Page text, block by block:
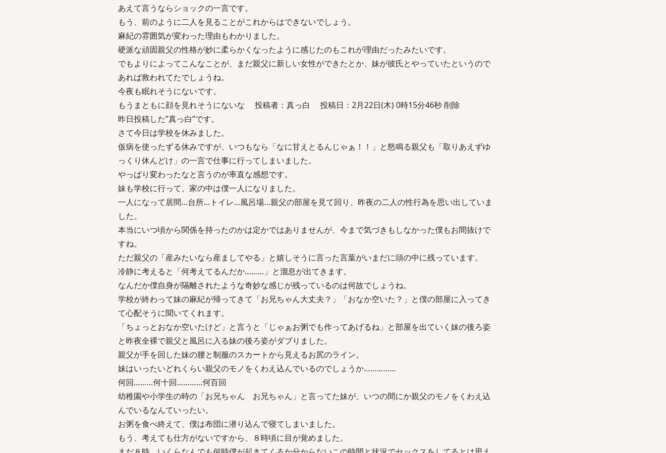
あえて言うならショックの一言です。
もう、前のように二人を見ることがこれからはできないでしょう。
麻紀の雰囲気が変わった理由もわかりました。
硬派な頑固親父の性格が妙に柔らかくなったように感じたのもこれが理由だったみたいです。
でもよりによってこんなことが、まだ親父に新しい女性ができたとか、妹が彼氏とやっていたというので
あれば救われてたでしょうね。
今夜も眠れそうにないです。
もうまともに顔を見れそうにないな 投稿者：真っ白 投稿日：2月22日(木) 0時15分46秒 削除
昨日投稿した”真っ白”です。
さて今日は学校を休みました。
仮病を使ったずる休みですが、いつもなら「なに甘えとるんじゃぁ！！」と怒鳴る親父も「取りあえずゆ
っくり休んどけ」の一言で仕事に行ってしまいました。
やっぱり変わったなと言うのが率直な感想です。
妹も学校に行って、家の中は僕一人になりました。
一人になって居間…台所…トイレ…風呂場…親父の部屋を見て回り、昨夜の二人の性行為を思い出していま
した。
本当にいつ頃から関係を持ったのかは定かではありませんが、今まで気づきもしなかった僕もお間抜けで
すね。
ただ親父の「産みたいなら産ましてやる」と嬉しそうに言った言葉がいまだに頭の中に残っています。
冷静に考えると「何考えてるんだか………」と溜息が出てきます。
なんだか僕自身が隔離されたような奇妙な感じが残っているのは何故でしょうね。
学校が終わって妹の麻紀が帰ってきて「お兄ちゃん大丈夫？」「おなか空いた？」と僕の部屋に入ってき
て心配そうに聞いてくれます。
「ちょっとおなか空いたけど」と言うと「じゃぁお粥でも作ってあげるね」と部屋を出ていく妹の後ろ姿
と昨夜全裸で親父と風呂に入る妹の後ろ姿がダブりました。
親父が手を回した妹の腰と制服のスカートから見えるお尻のライン。
妹はいったいどれくらい親父のモノをくわえ込んでいるのでしょうか……………
何回………何十回…………何百回
幼稚園や小学生の時の「お兄ちゃん お兄ちゃん」と言ってた妹が、いつの間にか親父のモノをくわえ込
んでいるなんていったい。
お粥を食べ終えて、僕は布団に潜り込んで寝てしまいました。
もう、考えても仕方がないですから、８時頃に目が覚めました。